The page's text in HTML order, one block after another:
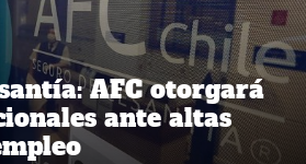
AFC otorgará
ante altas